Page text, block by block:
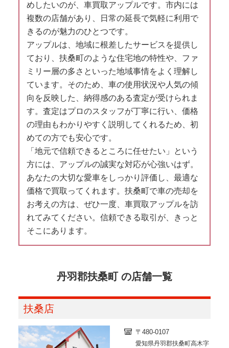
めしたいのが、車買取アップルです。市内には
複数の店舗があり、日常の延長で気軽に利用で
きるのが魅力のひとつです。
アップルは、地域に根差したサービスを提供し
ており、扶桑町のような住宅地の特性や、ファ
ミリー層の多さといった地域事情をよく理解し
ています。そのため、車の使用状況や人気の傾
向を反映した、納得感のある査定が受けられま
す。査定はプロのスタッフが丁寧に行い、価格
の理由もわかりやすく説明してくれるため、初
めての方でも安心です。
「地元で信頼できるところに任せたい」という
方には、アップルの誠実な対応が心強いはず。
あなたの大切な愛車をしっかり評価し、最適な
価格で買取ってくれます。扶桑町で車の売却を
お考えの方は、ぜひ一度、車買取アップルを訪
れてみてください。信頼できる取引が、きっと
そこにあります。
丹羽郡扶桑町 の店舗一覧
扶桑店
〒480-0107
愛知県丹羽郡扶桑町高木字